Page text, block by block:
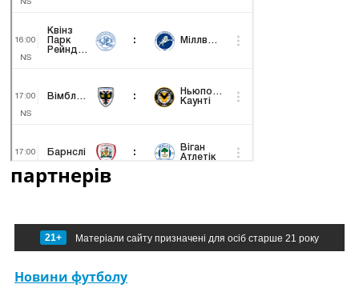
партнерів
21+ Матеріали сайту призначені для осіб старше 21 року
Новини футболу